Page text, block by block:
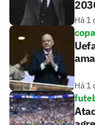
Há 1
Há 1